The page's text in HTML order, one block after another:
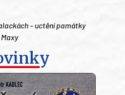
– uctění památky